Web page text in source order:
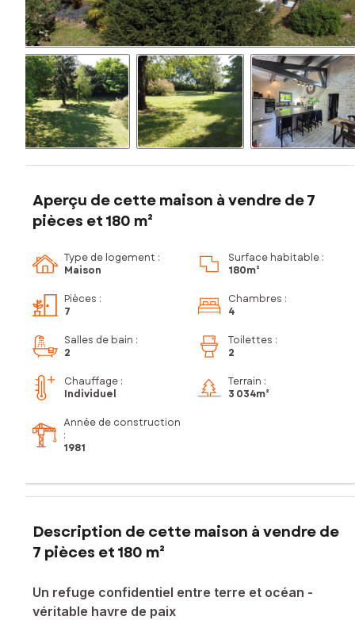
Aperçu de cette maison à vendre de 7
pièces et 180 m²
Type de logement :
Maison
Surface habitable :
180m²
Pièces :
7
Chambres :
4
Salles de bain :
2
Toilettes :
2
Chauffage :
Individuel
Terrain :
3 034m²
Année de construction
:
1981
Description de cette maison à vendre de
7 pièces et 180 m²
Un refuge confidentiel entre terre et océan -
véritable havre de paix